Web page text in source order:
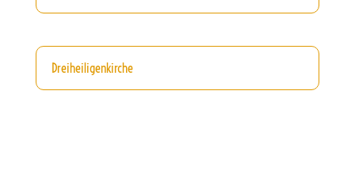
Dreiheiligenkirche